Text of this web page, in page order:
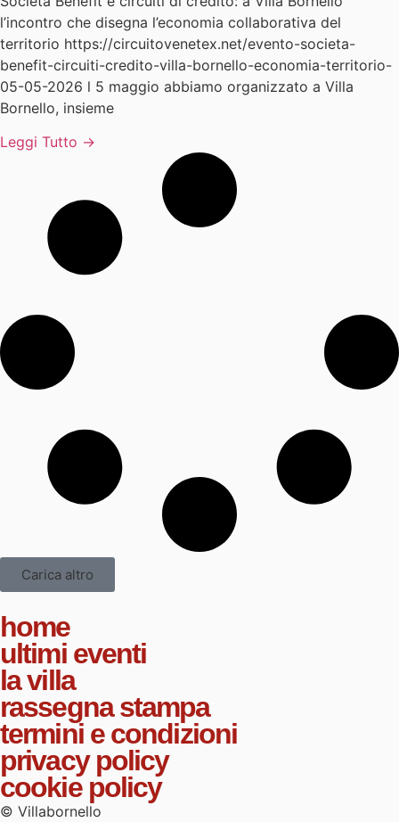
l’incontro che disegna l’economia collaborativa del
territorio https://circuitovenetex.net/evento-societa-
benefit-circuiti-credito-villa-bornello-economia-territorio-
05-05-2026 l 5 maggio abbiamo organizzato a Villa
Bornello, insieme
Leggi Tutto →
Carica altro
home
ultimi eventi
la villa
rassegna stampa
termini e condizioni
privacy policy
cookie policy
© Villabornello